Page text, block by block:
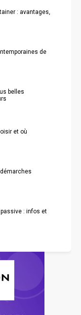
: avantages,
de
belles
et où
: infos et